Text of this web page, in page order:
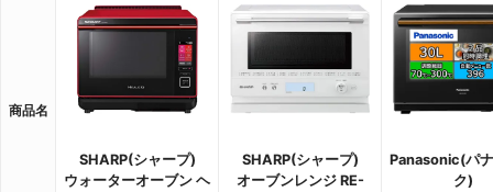
商品名
SHARP(シャープ)
ウォーターオーブン ヘ
SHARP(シャープ)
オーブンレンジ RE-
Panasonic(パ
ク)